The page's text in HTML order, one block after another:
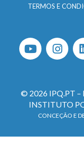
TERMOS E
© 2026 IPQ.PT –
INSTITUTO
CONCEÇÃO E